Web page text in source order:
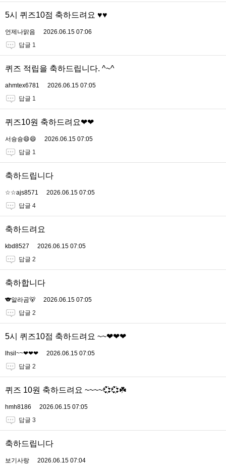
5시 퀴즈10점 축하드려요 ♥♥
언제나맑음
2026.06.15 07:06
답글 1
퀴즈 적립을 축하드립니다. ^~^
ahmtex6781
2026.06.15 07:05
답글 1
퀴즈10원 축하드려요❤❤
서슝슝😄😄
2026.06.15 07:05
답글 1
축하드립니다
☆☆ajs8571
2026.06.15 07:05
답글 4
축하드려요
kbd8527
2026.06.15 07:05
답글 2
축하합니다
🐨알라곰🐻
2026.06.15 07:05
답글 2
5시 퀴즈10점 축하드려요 ~~❤❤❤
lhsil~~❤❤❤
2026.06.15 07:05
답글 2
퀴즈 10원 축하드려요 ~~~~💞💞☘️
hmh8186
2026.06.15 07:05
답글 3
축하드립니다
보기사랑
2026.06.15 07:04